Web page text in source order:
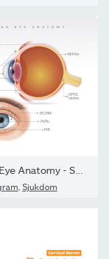
, Sjukdom